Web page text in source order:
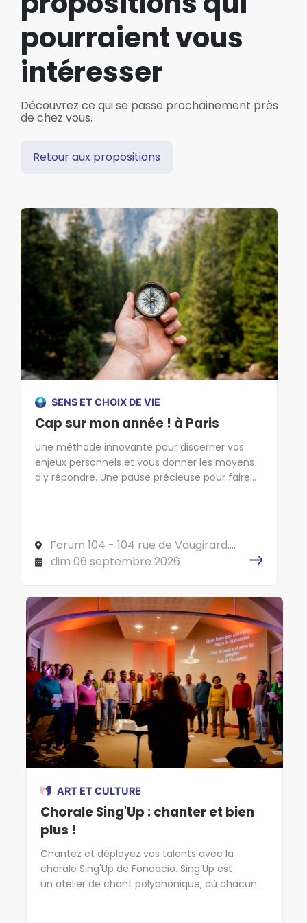
pourraient vous
intéresser
Découvrez ce qui se passe prochainement près
de chez vous.
Retour aux propositions
SENS ET CHOIX DE VIE
Cap sur mon année ! à Paris
Une méthode innovante pour discerner vos
enjeux personnels et vous donner les moyens
d'y répondre. Une pause précieuse pour faire
Forum 104 - 104 rue de Vaugirard,
75006 PARIS
dim 06 septembre 2026
ART ET CULTURE
Chorale Sing'Up : chanter et bien
plus !
Chantez et déployez vos talents avec la
chorale Sing'Up de Fondacio. Sing’Up est
un atelier de chant polyphonique, où chacun